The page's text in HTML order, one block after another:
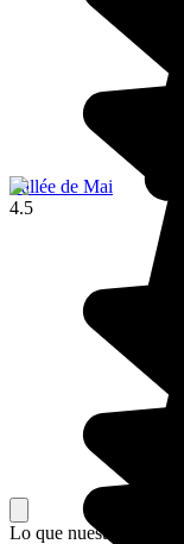
Vallée de Mai
4.5
Lo que nuestros